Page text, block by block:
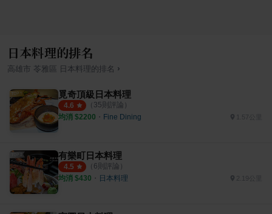
日本料理的排名
高雄市 苓雅區 日本料理 的排名 ›
覓奇頂級日本料理
4.6 （ 35則評論）
均消 $2200 ・ Fine Dining 1.57公里
有樂町日本料理
4.5 （ 6則評論）
均消 $430 ・ 日本料理 2.19公里